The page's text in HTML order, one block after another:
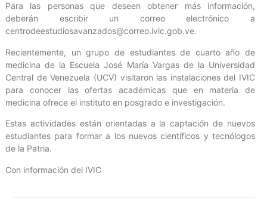
Para las personas que deseen obtener más información,
deberán escribir un correo electrónico a
centrodeestudiosavanzados@correo.ivic.gob.ve.
Recientemente, un grupo de estudiantes de cuarto año de
medicina de la Escuela José María Vargas de la Universidad
Central de Venezuela (UCV) visitaron las instalaciones del IVIC
para conocer las ofertas académicas que en materia de
medicina ofrece el instituto en posgrado e investigación.
Estas actividades están orientadas a la captación de nuevos
estudiantes para formar a los nuevos científicos y tecnólogos
de la Patria.
Con información del IVIC